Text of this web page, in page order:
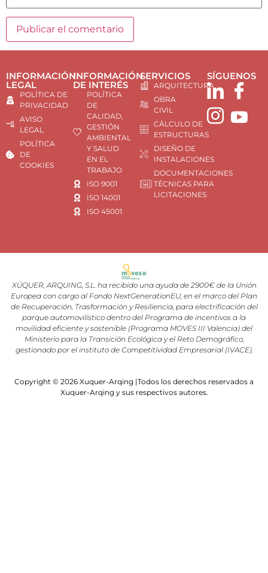
INFORMACIÓN
LEGAL
POLÍTICA DE
PRIVACIDAD
AVISO
LEGAL
POLÍTICA
DE
COOKIES
INFORMACIÓN
DE INTERÉS
POLÍTICA
DE
CALIDAD,
GESTIÓN
AMBIENTAL
Y SALUD
EN EL
TRABAJO
ISO 9001
ISO 14001
ISO 45001
SERVICIOS
ARQUITECTURA
OBRA
CIVIL
CÁLCULO DE
ESTRUCTURAS
DISEÑO DE
INSTALACIONES
DOCUMENTACIONES
TÉCNICAS PARA
LICITACIONES
SÍGUENOS
XÚQUER, ARQUING, S.L. ha recibido una ayuda de 2900€ de la Unión
Europea con cargo al Fondo NextGenerationEU, en el marco del Plan
de Recuperación, Trasformación y Resiliencia, para electrificación del
parque automovilístico dentro del Programa de incentivos a la
movilidad eficiente y sostenible (Programa MOVES III Valencia) del
Ministerio para la Transición Ecológica y el Reto Demográfico,
gestionado por el instituto de Competitividad Empresarial (IVACE).
Copyright © 2026 Xuquer-Arqing |Todos los derechos reservados a
Xuquer-Arqing y sus respectivos autores.